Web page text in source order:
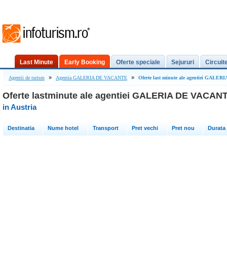
Last Minute Early Booking Oferte speciale Sejururi
Agentii de turism » Agentia GALERIA DE VACANTE » Oferte last minute ale agentiei
Oferte lastminute ale agentiei GALERIA DE
in Austria
Destinatia Nume hotel Transport Pret vechi Pret nou Durata